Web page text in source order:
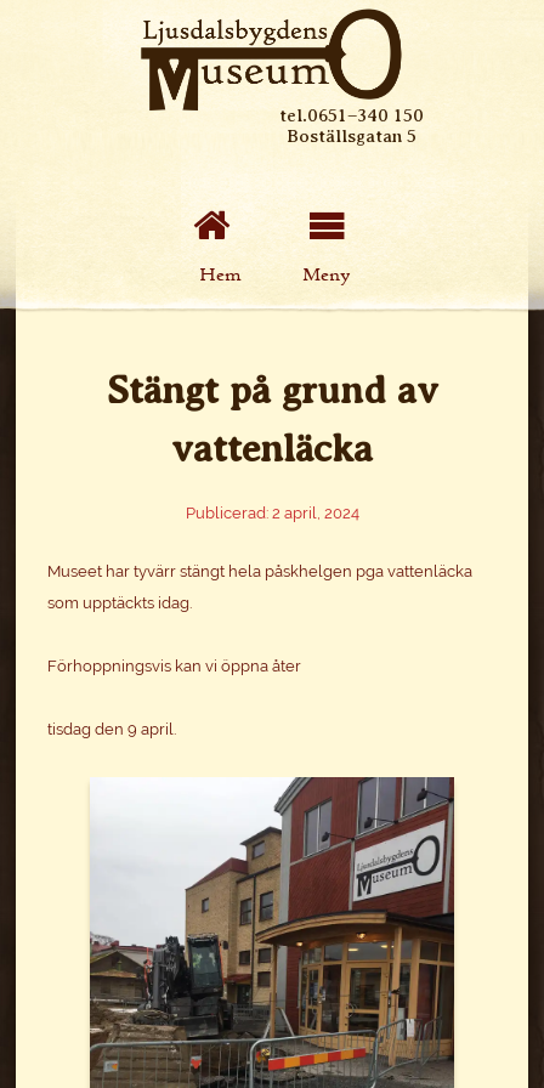
tel.0651–340 150
Boställsgatan 5
Hem Meny
Stängt på grund av
vattenläcka
Publicerad: 2 april, 2024
Museet har tyvärr stängt hela påskhelgen pga vattenläcka
som upptäckts idag.
Förhoppningsvis kan vi öppna åter
tisdag den 9 april.